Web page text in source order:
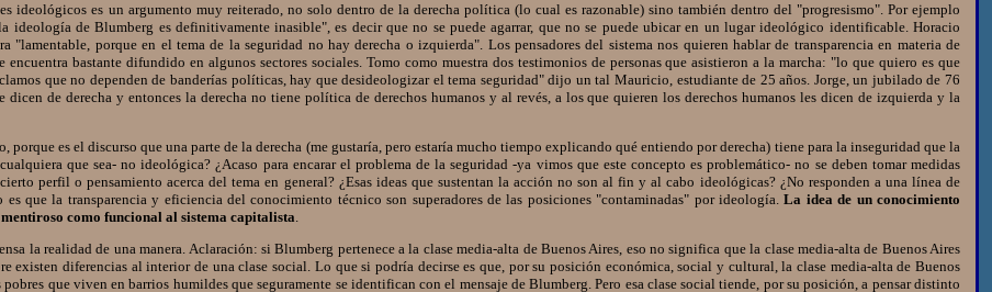
es un argumento muy reiterado, no solo dentro de la derecha política (lo cual es razonable) sino también dentro del "progresismo". Por ejemplo
de Blumberg es definitivamente inasible", es decir que no se puede agarrar, que no se puede ubicar en un lugar ideológico identificable. Horacio
porque en el tema de la seguridad no hay derecha o izquierda". Los pensadores del sistema nos quieren hablar de transparencia en materia de
encuentra bastante difundido en algunos sectores sociales. Tomo como muestra dos testimonios de personas que asistieron a la marcha: "lo que quiero es que
que no dependen de banderías políticas, hay que desideologizar el tema seguridad" dijo un tal Mauricio, estudiante de 25 años. Jorge, un jubilado de 76
de derecha y entonces la derecha no tiene política de derechos humanos y al revés, a los que quieren los derechos humanos les dicen de izquierda y la
es el discurso que una parte de la derecha (me gustaría, pero estaría mucho tiempo explicando qué entiendo por derecha) tiene para la inseguridad que la
que sea- no ideológica? ¿Acaso para encarar el problema de la seguridad -ya vimos que este concepto es problemático- no se deben tomar medidas
perfil o pensamiento acerca del tema en general? ¿Esas ideas que sustentan la acción no son al fin y al cabo ideológicas? ¿No responden a una línea de
que la transparencia y eficiencia del conocimiento técnico son superadores de las posiciones "contaminadas" por ideología.La idea de un conocimiento
como funcional al sistema capitalista.
la realidad de una manera. Aclaración: si Blumberg pertenece a la clase media-alta de Buenos Aires, eso no significa que la clase media-alta de Buenos Aires
existen diferencias al interior de una clase social. Lo que si podría decirse es que, por su posición económica, social y cultural, la clase media-alta de Buenos
que viven en barrios humildes que seguramente se identifican con el mensaje de Blumberg. Pero esa clase social tiende, por su posición, a pensar distinto